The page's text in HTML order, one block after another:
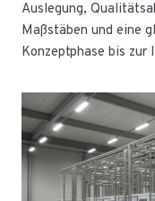
Auslegung,
Maßstäben und eine
Konzeptphase bis zur